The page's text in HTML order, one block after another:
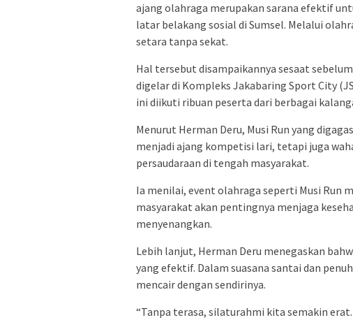
ajang olahraga merupakan sarana efektif
latar belakang sosial di Sumsel. Melalui
setara tanpa sekat.
Hal tersebut disampaikannya sesaat
digelar di Kompleks Jakabaring Sport City
ini diikuti ribuan peserta dari berbagai
Menurut Herman Deru, Musi Run yang
menjadi ajang kompetisi lari, tetapi juga
persaudaraan di tengah masyarakat.
Ia menilai, event olahraga seperti Musi Run
masyarakat akan pentingnya menjaga
menyenangkan.
Lebih lanjut, Herman Deru menegaskan
yang efektif. Dalam suasana santai dan
mencair dengan sendirinya.
“Tanpa terasa, silaturahmi kita semakin